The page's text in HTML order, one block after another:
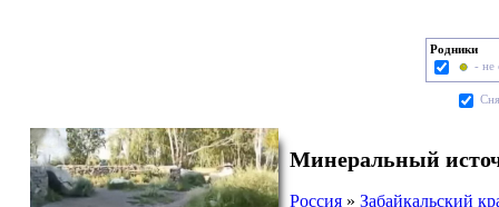
Родники
- не
Минеральный
Россия »Забайкальский